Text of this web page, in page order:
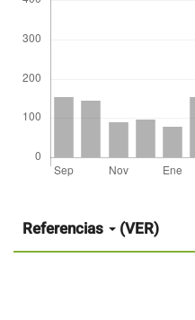
artículo
Referencias (VER)